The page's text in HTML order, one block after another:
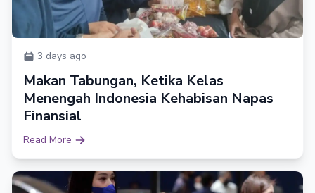
3 days ago
Makan Tabungan, Ketika Kelas
Menengah Indonesia Kehabisan Napas
Finansial
Read More